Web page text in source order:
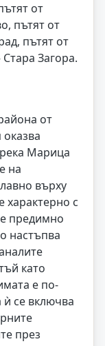
от
пътят от
пътят от
Загора.
от
Марица
на
върху
характерно с
предимно
настъпва
като
е по-
ѝ се включва
през